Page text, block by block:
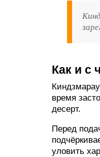
Как и с
время
десерт.
Перед
уловить